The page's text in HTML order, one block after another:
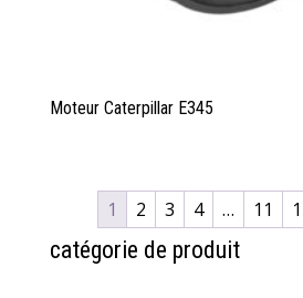
Moteur Caterpillar E345
1 2 3 4 … 11
catégorie de produit